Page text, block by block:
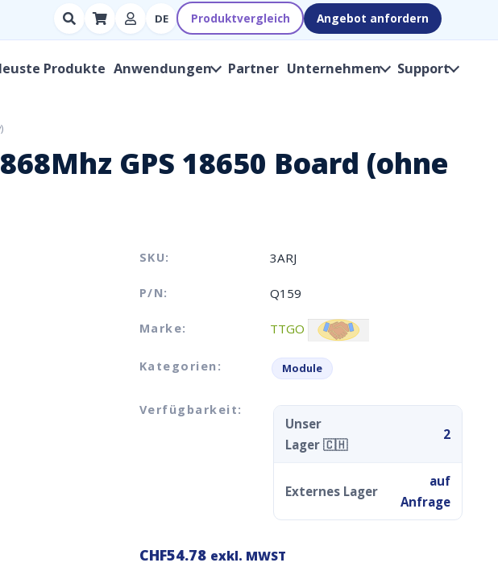
Suchen
nach
Hersteller,
DE Produktvergleich Angebot anfordern
Produkte Anwendungen Partner Unternehmen Support
GPS 18650 Board (ohne
SKU: 3ARJ
P/N: Q159
Marke: TTGO
Kategorien: Module
Verfügbarkeit:
Unser
Lager 🇨🇭
2
Externes Lager
auf
Anfrage
CHF54.78 exkl. MWST